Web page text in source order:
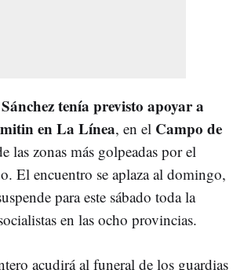
tenía previsto apoyar a
en La Línea, en el Campo de
las zonas más golpeadas por el
El encuentro se aplaza al domingo,
para este sábado toda la
en las ocho provincias.
acudirá al funeral de los guardias